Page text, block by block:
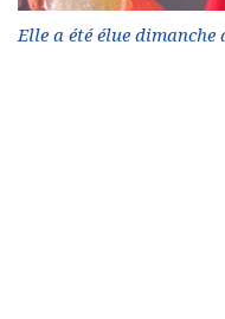
Elle a été élue